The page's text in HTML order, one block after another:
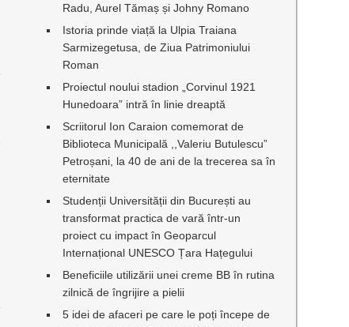
Radu, Aurel Tămaș și Johny Romano
Istoria prinde viață la Ulpia Traiana
Sarmizegetusa, de Ziua Patrimoniului
Roman
Proiectul noului stadion „Corvinul 1921
Hunedoara” intră în linie dreaptă
Scriitorul Ion Caraion comemorat de
Biblioteca Municipală ,,Valeriu Butulescu”
Petroșani, la 40 de ani de la trecerea sa în
eternitate
Studenții Universității din București au
transformat practica de vară într-un
proiect cu impact în Geoparcul
Internațional UNESCO Țara Hațegului
Beneficiile utilizării unei creme BB în rutina
zilnică de îngrijire a pielii
5 idei de afaceri pe care le poți începe de